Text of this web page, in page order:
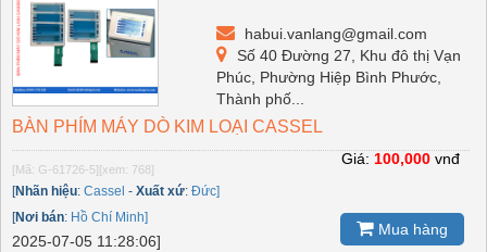
habui.vanlang@gmail.com
Số 40 Đường 27, Khu đô thị Vạn
Phúc, Phường Hiệp Bình Phước,
Thành phố...
BÀN PHÍM MÁY DÒ KIM LOẠI CASSEL
[Mã: G-61726-5] [xem: 768]
[Nhãn hiệu: Cassel - Xuất xứ: Đức]
[Nơi bán: Hồ Chí Minh]
2025-07-05 11:28:06]
Giá: 100,000 vnđ
Mua hàng